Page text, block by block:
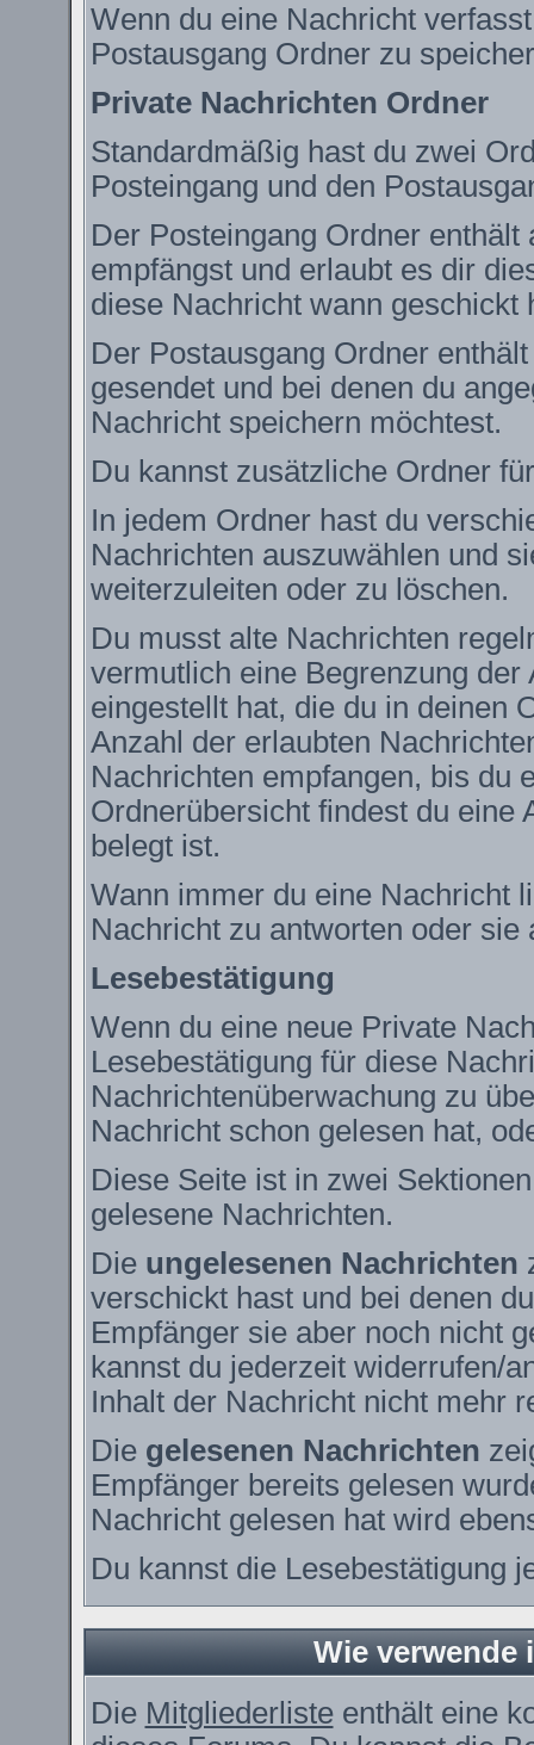
Wenn du eine Nachricht
Postausgang Ordner zu
Private Nachrichten Ordner
Standardmäßig hast du zwei
Posteingang und den
Der Posteingang Ordner
empfängst und erlaubt es dir
diese Nachricht wann geschickt
Der Postausgang Ordner
gesendet und bei denen du
Nachricht speichern möchtest.
Du kannst zusätzliche Ordner
In jedem Ordner hast du
Nachrichten auszuwählen und
weiterzuleiten oder zu löschen.
Du musst alte Nachrichten
vermutlich eine Begrenzung
eingestellt hat, die du in deinen
Anzahl der erlaubten
Nachrichten empfangen, bis du
Ordnerübersicht findest du eine
belegt ist.
Wann immer du eine Nachricht
Nachricht zu antworten oder
Lesebestätigung
Wenn du eine neue Private
Lesebestätigung für diese
Nachrichtenüberwachung zu
Nachricht schon gelesen hat,
Diese Seite ist in zwei
gelesene Nachrichten.
Die ungelesenen Nachrichten
verschickt hast und bei denen
Empfänger sie aber noch nicht
kannst du jederzeit widerrufen/
Inhalt der Nachricht nicht mehr
Die gelesenen Nachrichten
Empfänger bereits gelesen
Nachricht gelesen hat wird
Du kannst die Lesebestätigung
Wie verwende
Die Mitgliederlisteenthält eine